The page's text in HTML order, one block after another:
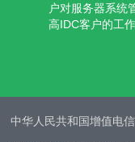
户对服务器系统
高IDC客户的工作
中华人民共和国增值电